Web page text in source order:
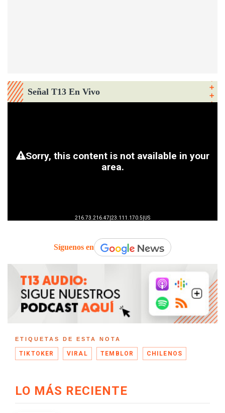
Señal T13 En Vivo
Síguenos en
ETIQUETAS DE ESTA NOTA
TIKTOKER VIRAL TEMBLOR CHILENOS
LO MÁS RECIENTE